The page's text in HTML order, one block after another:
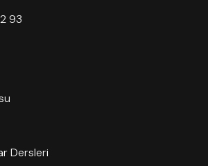
93
Dersleri